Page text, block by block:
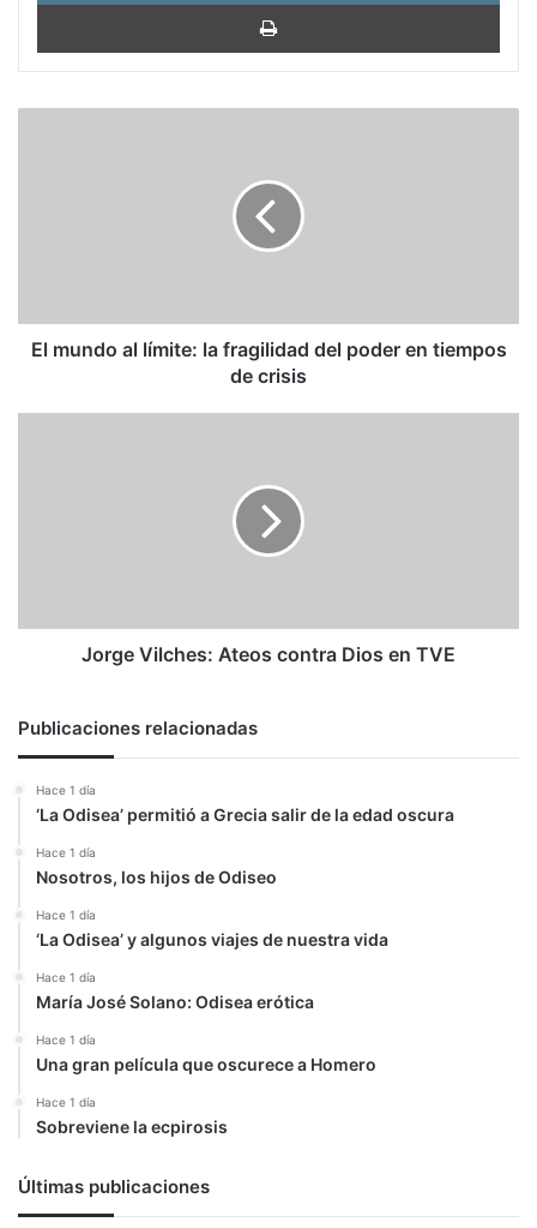
en
tiempos
El mundo al límite: la fragilidad del poder en tiempos
de crisis
Jorge Vilches: Ateos contra Dios en TVE
Publicaciones relacionadas
Hace 1 día
‘La Odisea’ permitió a Grecia salir de la edad oscura
Hace 1 día
Nosotros, los hijos de Odiseo
Hace 1 día
‘La Odisea’ y algunos viajes de nuestra vida
Hace 1 día
María José Solano: Odisea erótica
Hace 1 día
Una gran película que oscurece a Homero
Hace 1 día
Sobreviene la ecpirosis
Últimas publicaciones